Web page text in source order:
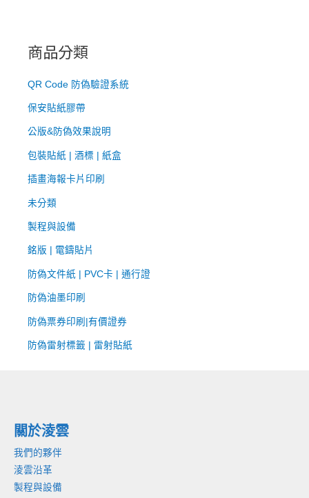
商品分類
QR Code 防偽驗證系統
​保安貼紙膠帶
公版&防偽效果說明
包裝貼紙 | 酒標 | 紙盒
插畫海報卡片印刷
未分類
製程與設備
銘版 | 電鑄貼片
防偽文件紙 | PVC卡 | 通行證
防偽油墨印刷
防偽票券印刷|有價證券
防偽雷射標籤 | 雷射貼紙
關於淩雲
我們的夥伴
淩雲沿革
製程與設備